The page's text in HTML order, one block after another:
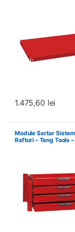
1.475,60 lei
Module Sertar
Rafturi – Teng Tools –